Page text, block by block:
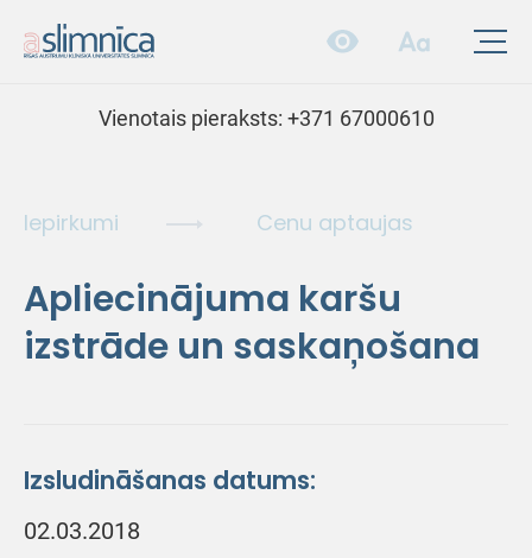
Vienotais pieraksts: +371 67000610
Iepirkumi Cenu aptaujas
Apliecinājuma karšu
izstrāde un saskaņošana
Izsludināšanas datums:
02.03.2018